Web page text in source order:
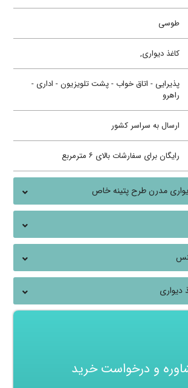
طوسی
کاغذ دیواری,
پذیرایی - اتاق خواب - پشت تلویزیون - اداری -
راهرو
ارسال به سراسر کشور
رایگان برای سفارشات بالای ۶ مترمربع
مدرن طرح پتینه خاص
دیواری
و درخواست خرید